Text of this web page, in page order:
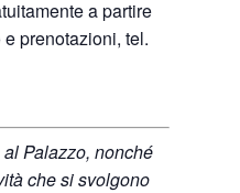
a partire
prenotazioni, tel.
Palazzo, nonché
che si svolgono